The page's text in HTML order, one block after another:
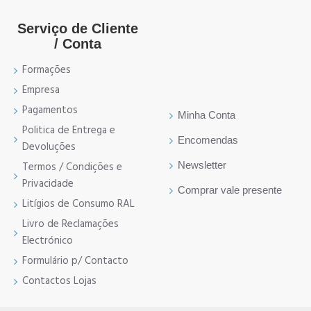
Serviço de Cliente
/ Conta
Formações
Empresa
Pagamentos
Politica de Entrega e
Devoluções
Termos / Condições e
Privacidade
Litígios de Consumo RAL
Livro de Reclamações
Electrónico
Formulário p/ Contacto
Contactos Lojas
Minha Conta
Encomendas
Newsletter
Comprar vale presente